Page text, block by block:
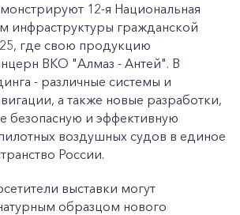
12-я Национальная
инфраструктуры гражданской
где свою продукцию
ВКО "Алмаз - Антей". В
- различные системы и
а также новые разработки,
безопасную и эффективную
воздушных судов в единое
России.
выставки могут
образцом нового